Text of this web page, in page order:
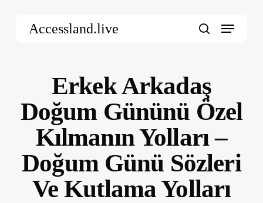
Accessland.live Menu
Erkek Arkadaş
Doğum Gününü Özel
Kılmanın Yolları –
Doğum Günü Sözleri
Ve Kutlama Yolları